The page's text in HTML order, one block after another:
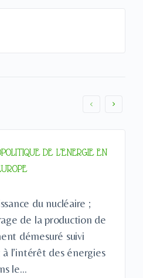
DE L’ENERGIE EN
du nucléaire ;
de la production de
démesuré suivi
l’intérêt des énergies
le…